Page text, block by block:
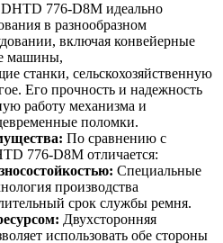
776-D8M идеально
в разнообразном
включая конвейерные
машины,
станки, сельскохозяйственную
Его прочность и надежность
работу механизма и
поломки.
По сравнению с
776-D8M отличается:
Специальные
производства
срок службы ремня.
Двухсторонняя
использовать обе стороны